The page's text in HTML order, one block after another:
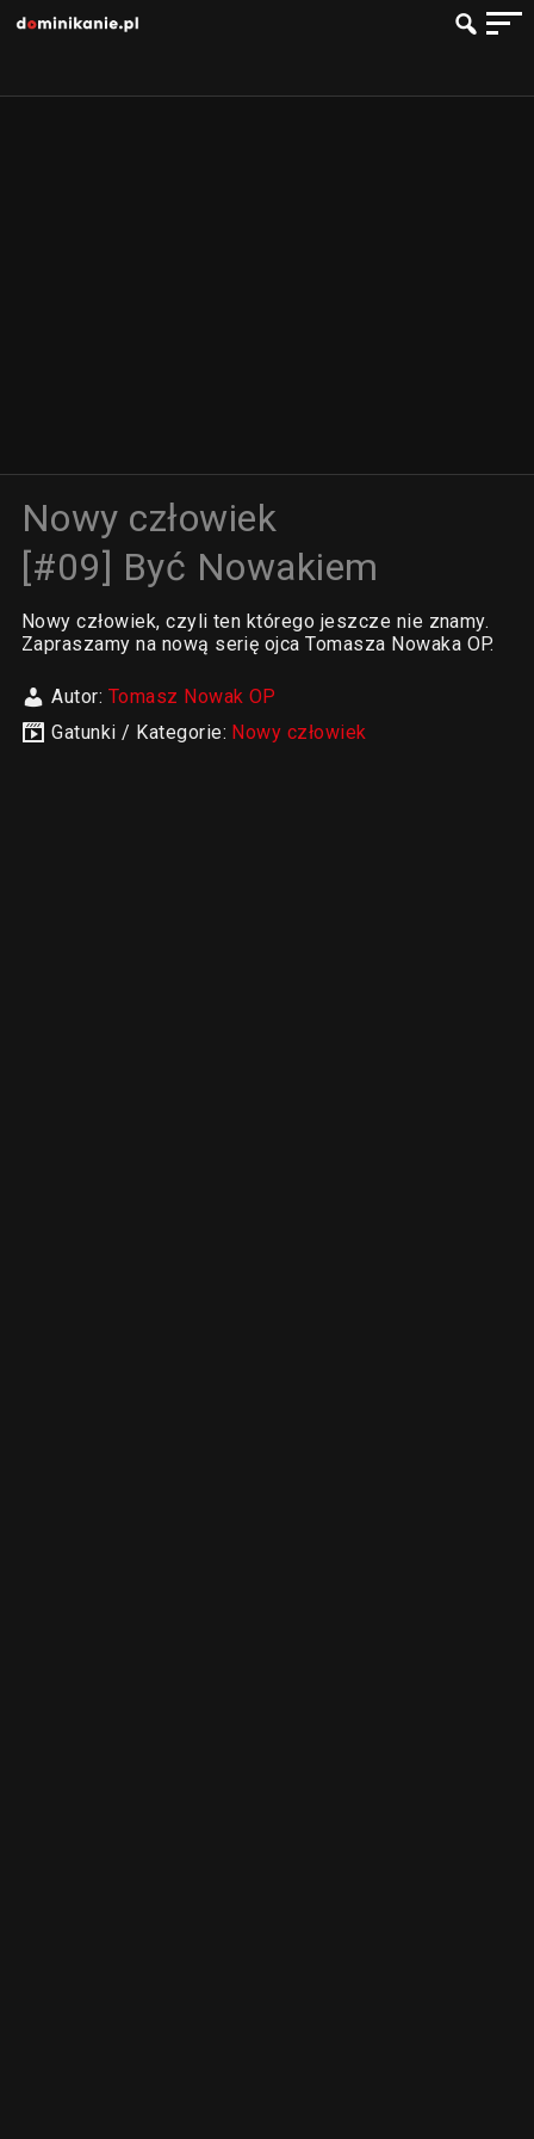
Nowy człowiek
[#09] Być Nowakiem
Nowy człowiek, czyli ten którego jeszcze nie znamy.
Zapraszamy na nową serię ojca Tomasza Nowaka OP.
Autor: Tomasz Nowak OP
Gatunki / Kategorie: Nowy człowiek